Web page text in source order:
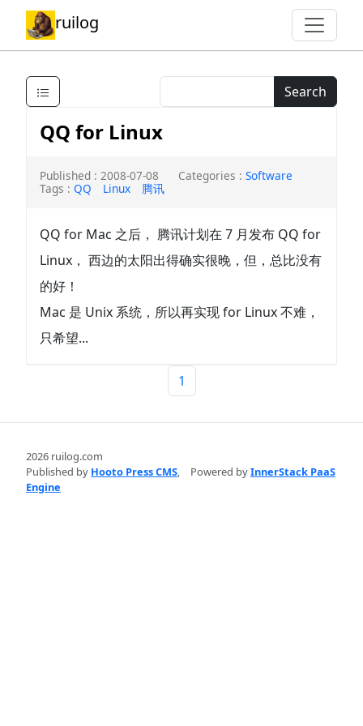
ruilog
Search
QQ for Linux
Published : 2008-07-08 Categories : Software
Tags : QQ Linux 腾讯
QQ for Mac 之后， 腾讯计划在 7 月发布 QQ for
Linux， 西边的太阳出得确实很晚，但，总比没有
的好！
Mac 是 Unix 系统，所以再实现 for Linux 不难，
只希望...
1
2026 ruilog.com
Published by Hooto Press CMS, Powered byInnerStack PaaS
Engine